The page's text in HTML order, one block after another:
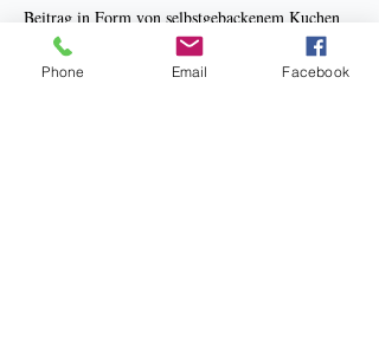
Beitrag in Form von selbstgebackenem Kuchen
freuen wir uns auch.
Phone Email Facebook